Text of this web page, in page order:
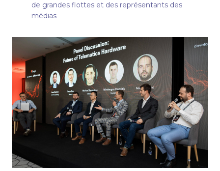
de grandes flottes et des représentants des
médias